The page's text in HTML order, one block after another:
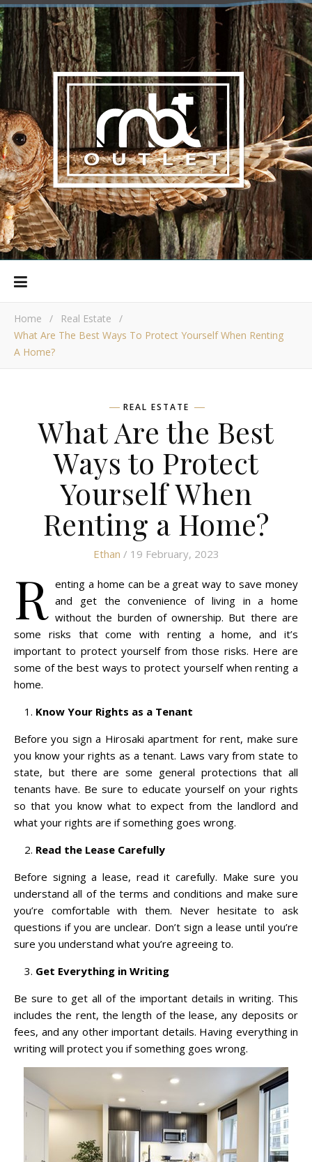
Home / Real Estate
/
What Are The Best Ways To Protect Yourself When Renting
A Home?
REAL ESTATE
What Are the Best
Ways to Protect
Yourself When
Renting a Home?
Ethan / 19 February, 2023
R enting a home can be a great way to save money
and get the convenience of living in a home
without the burden of ownership. But there are
some risks that come with renting a home, and it’s
important to protect yourself from those risks. Here are
some of the best ways to protect yourself when renting a
home.
Know Your Rights as a Tenant
Before you sign a Hirosaki apartment for rent, make sure
you know your rights as a tenant. Laws vary from state to
state, but there are some general protections that all
tenants have. Be sure to educate yourself on your rights
so that you know what to expect from the landlord and
what your rights are if something goes wrong.
Read the Lease Carefully
Before signing a lease, read it carefully. Make sure you
understand all of the terms and conditions and make sure
you’re comfortable with them. Never hesitate to ask
questions if you are unclear. Don’t sign a lease until you’re
sure you understand what you’re agreeing to.
Get Everything in Writing
Be sure to get all of the important details in writing. This
includes the rent, the length of the lease, any deposits or
fees, and any other important details. Having everything in
writing will protect you if something goes wrong.